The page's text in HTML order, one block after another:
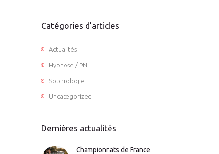
Catégories d’articles
Actualités
Hypnose / PNL
Sophrologie
Uncategorized
Dernières actualités
Championnats de France